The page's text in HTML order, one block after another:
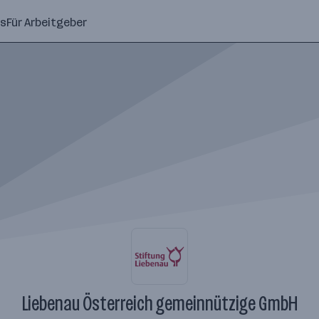
Für Arbeitgeber
Liebenau Österreich gemeinnützige GmbH